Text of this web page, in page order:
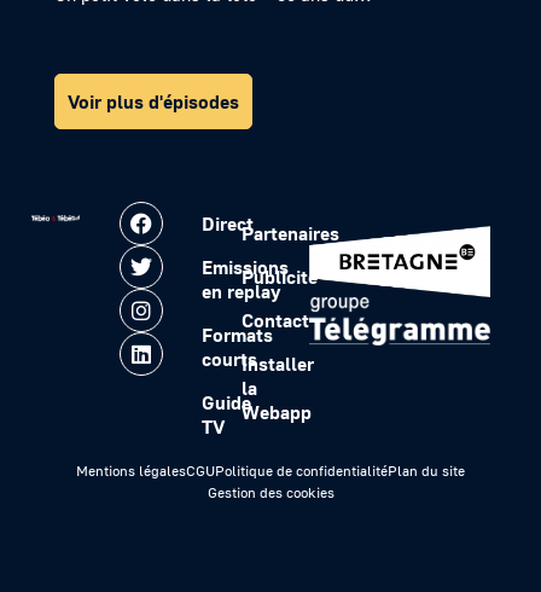
Voir plus d'épisodes
Direct
Emissions
en replay
Formats
courts
Guide
TV
Partenaires
Publicité
Contact
Installer
la
Webapp
Mentions légalesCGUPolitique de confidentialitéPlan du site
Gestion des cookies